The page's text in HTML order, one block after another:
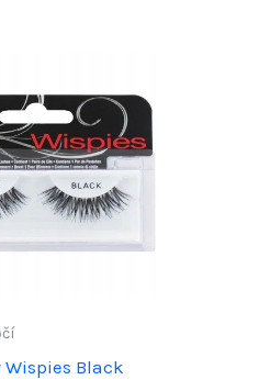
Black